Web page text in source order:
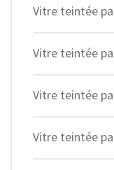
Vitre teintée
Vitre teintée
Vitre teintée
Vitre teintée